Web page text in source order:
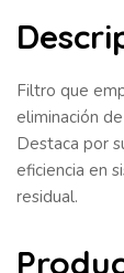
Filtro que
eliminación
Destaca por
eficiencia en
residual.